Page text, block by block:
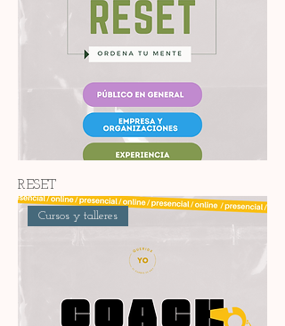
RESET
Cursos y talleres